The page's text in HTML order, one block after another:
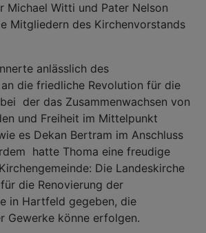
Michael Witti und Pater Nelson
Mitgliedern des Kirchenvorstands
anlässlich des
die friedliche Revolution für die
der das Zusammenwachsen von
und Freiheit im Mittelpunkt
es Dekan Bertram im Anschluss
hatte Thoma eine freudige
Die Landeskirche
die Renovierung der
in Hartfeld gegeben, die
Gewerke könne erfolgen.